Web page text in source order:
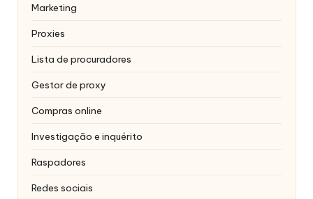
Marketing
Proxies
Lista de procuradores
Gestor de proxy
Compras online
Investigação e inquérito
Raspadores
Redes sociais